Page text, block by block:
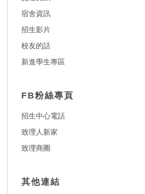
宿舍資訊
招生影片
校友的話
新進學生專區
FB粉絲專頁
招生中心電話
致理人新家
致理商圈
其他連結